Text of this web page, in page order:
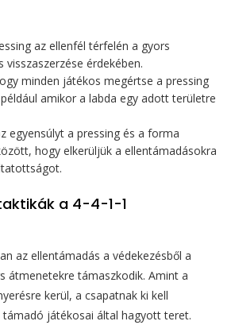
az ellenfél térfelén a gyors
visszaszerzése érdekében.
minden játékos megértse a pressing
amikor a labda egy adott területre
egyensúlyt a pressing és a forma
hogy elkerüljük a ellentámadásokra
a 4-4-1-1
az ellentámadás a védekezésből a
átmenetekre támaszkodik. Amint a
kerül, a csapatnak ki kell
támadó játékosai által hagyott teret.